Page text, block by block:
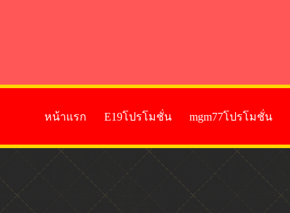
หน้าแรก E19โปรโมชั่น mgm77โปรโมชั่น